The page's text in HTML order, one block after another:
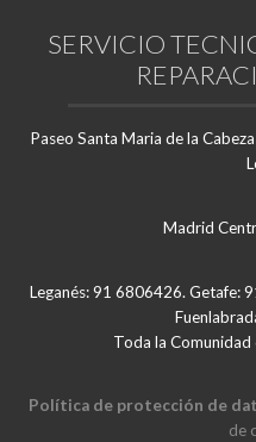
SERVICIO
Paseo Santa Maria de la
Madrid
Leganés: 91 6806426. Getafe:
Toda la
Política de protección de
de